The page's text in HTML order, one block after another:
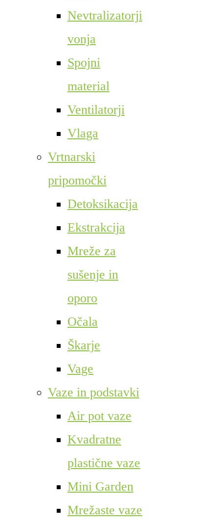
Nevtralizatorji
vonja
Spojni
material
Ventilatorji
Vlaga
Vrtnarski
pripomočki
Detoksikacija
Ekstrakcija
Mreže za
sušenje in
oporo
Očala
Škarje
Vage
Vaze in podstavki
Air pot vaze
Kvadratne
plastične vaze
Mini Garden
Mrežaste vaze